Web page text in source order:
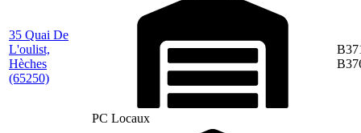
35 Quai De
L'oulist,
Hèches
(65250)
PC Locaux